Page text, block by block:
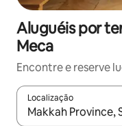
Aluguéis por
Meca
Encontre e reserve
Localização
Quando os